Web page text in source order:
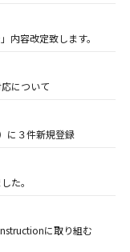
内容改定致します。
について
に３件新規登録
た。
に取り組む